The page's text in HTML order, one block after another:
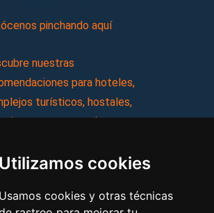
Utilizamos cookies
Usamos cookies y otras técnicas
pinchando aquí
nuestras
para hoteles,
turísticos, hostales,
paquetes de